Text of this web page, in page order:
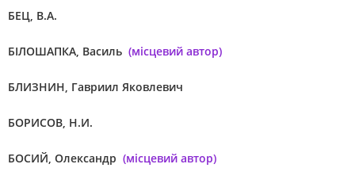
БЕЦ, В.А.
БІЛОШАПКА, Василь (місцевий автор)
БЛИЗНИН, Гавриил Яковлевич
БОРИСОВ, Н.И.
БОСИЙ, Олександр (місцевий автор)